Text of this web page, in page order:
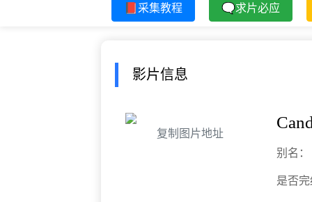
📕采集教程 🗨求片必应
影片信息
复制图片地址
别名：
是否